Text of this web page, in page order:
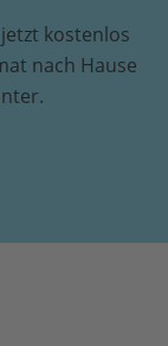
kostenlos
nach Hause